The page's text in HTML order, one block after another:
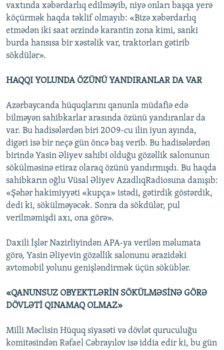
vaxtında xəbərdarlıq edilməyib, niyə onları başqa yerə
köçürmək haqda təklif olmayıb: «Bizə xəbərdarlıq
etmədən iki saat ərzində karantin zona kimi, sanki
burda hansısa bir xəstəlik var, traktorları gətirib
sökdülər».
HAQQI YOLUNDA ÖZÜNÜ YANDIRANLAR DA VAR
Azərbaycanda hüquqlarını qanunla müdafiə edə
bilməyən sahibkarlar arasında özünü yandıranlar da
var. Bu hadisələrdən biri 2009-cu ilin iyun ayında,
digəri isə bir neçə gün öncə baş verib. Bu hadisələrdən
birində Yasin Əliyev sahibi olduğu gözəllik salonunun
sökülməsinə etiraz olaraq özünü yandırmışdı. Bu haqda
sahibkarın oğlu Vüsal Əliyev AzadlıqRadiosuna danışıb:
«Şəhər hakimiyyəti «kupça» istədi, gətirdik göstərdik,
dedi ki, sökülməyəcək. Sonra da sökdülər, pul
verilməmişdi axı, ona görə».
Daxili İşlər Nazirliyindən APA-ya verilən məlumata
görə, Yasin Əliyevin gözəllik salonunu ərazidəki
avtomobil yolunu genişləndirmək üçün söküblər.
«QANUNSUZ OBYEKTLƏRİN SÖKÜLMƏSİNƏ GÖRƏ
DÖVLƏTİ QINAMAQ OLMAZ»
Milli Məclisin Hüquq siyasəti və dövlət quruculuğu
komitəsindən Rəfael Cəbrayılov isə iddia edir ki, bu gün